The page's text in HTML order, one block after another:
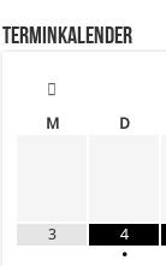
Terminkalender
M
D
3
4
•